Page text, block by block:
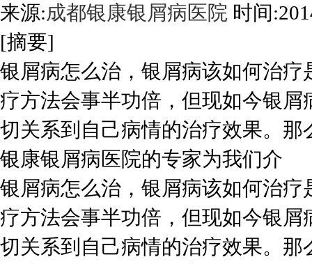
来源:成都银康银屑病医院 时间
[摘要]
银屑病怎么治，银屑病该如何治
疗方法会事半功倍，但现如今银
切关系到自己病情的治疗效果。
银康银屑病医院的专家为我们介
银屑病怎么治，银屑病该如何治
疗方法会事半功倍，但现如今银
切关系到自己病情的治疗效果。